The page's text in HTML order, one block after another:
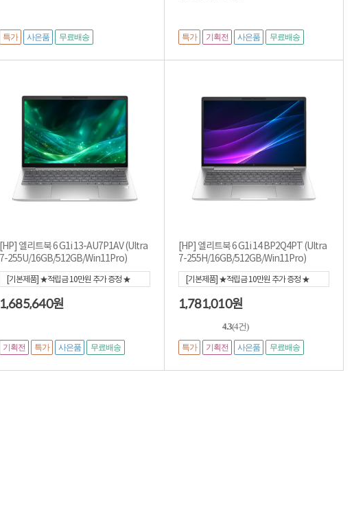
무료배송
특가 사은품 무료배송
특가 기획전 사은품
[HP] 엘리트북 6 G1i 13-AU7P1AV (Ultra
7-255U/16GB/512GB/Win11Pro)
[기본제품] ★적립금 10만원 추가 증정 ★
1,685,640원
무료배송
기획전 특가 사은품
[HP] 엘리트북 6 G1i 14 BP2Q4PT (Ultra
7-255H/16GB/512GB/Win11Pro)
[기본제품] ★적립금 10만원 추가 증정 ★
1,781,010원
4.3(4건)
무료배송
특가 기획전 사은품